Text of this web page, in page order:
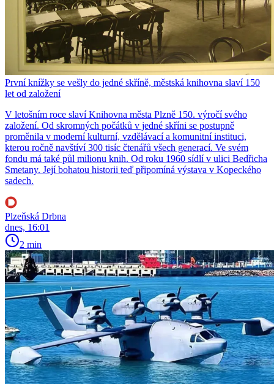
První knížky se vešly do jedné skříně, městská knihovna slaví 150
let od založení
V letošním roce slaví Knihovna města Plzně 150. výročí svého
založení. Od skromných počátků v jedné skříni se postupně
proměnila v moderní kulturní, vzdělávací a komunitní instituci,
kterou ročně navštíví 300 tisíc čtenářů všech generací. Ve svém
fondu má také půl milionu knih. Od roku 1960 sídlí v ulici Bedřicha
Smetany. Její bohatou historii teď připomíná výstava v Kopeckého
sadech.
Plzeňská Drbna
dnes, 16:01
2 min